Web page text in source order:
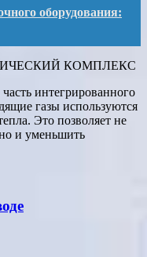
оборудования:
КОМПЛЕКС
интегрированного
газы используются
Это позволяет не
и уменьшить